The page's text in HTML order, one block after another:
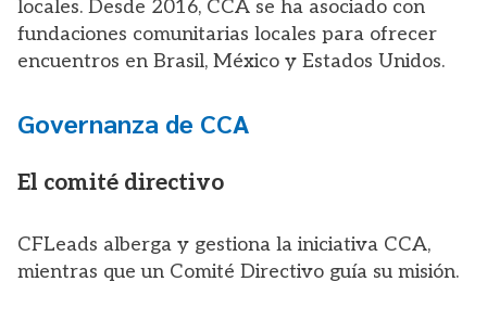
locales. Desde 2016, CCA se ha asociado con
fundaciones comunitarias locales para ofrecer
encuentros en Brasil, México y Estados Unidos.
Governanza de CCA
El comité directivo
CFLeads alberga y gestiona la iniciativa CCA,
mientras que un Comité Directivo guía su misión.